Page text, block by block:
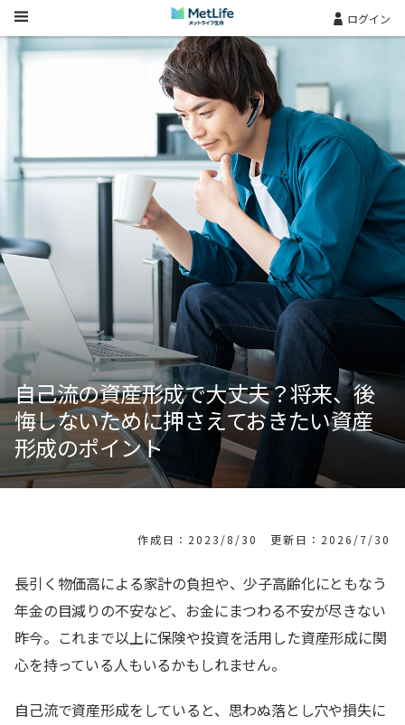
Skip Navigation ログイン
自己流の資産形成で大丈夫？将来、後
悔しないために押さえておきたい資産
形成のポイント
作成日：2023/8/30 更新日：2026/7/30
長引く物価高による家計の負担や、少子高齢化にともなう
年金の目減りの不安など、お金にまつわる不安が尽きない
昨今。これまで以上に保険や投資を活用した資産形成に関
心を持っている人もいるかもしれません。
自己流で資産形成をしていると、思わぬ落とし穴や損失に